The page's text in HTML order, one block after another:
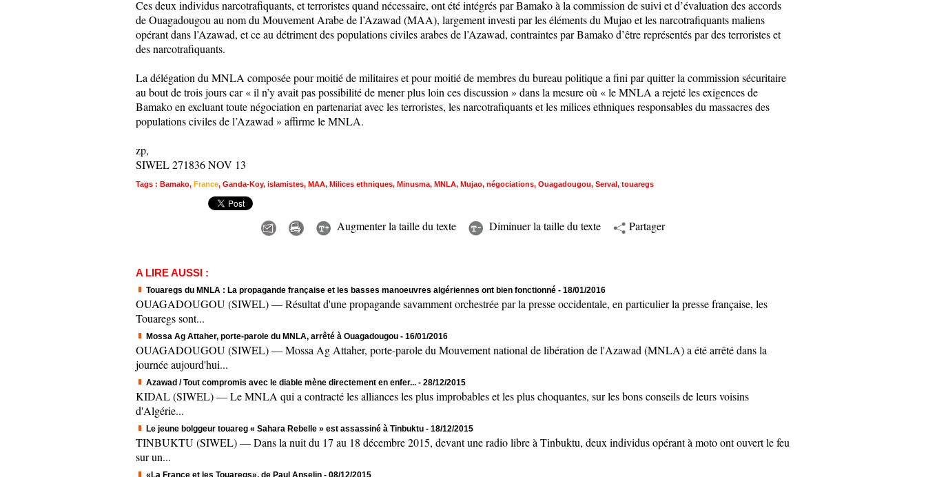
Ces deux individus narcotrafiquants, et terroristes quand nécessaire, ont été intégrés par Bamako à la commission de suivi et d’évaluation des accords
de Ouagadougou au nom du Mouvement Arabe de l’Azawad (MAA), largement investi par les éléments du Mujao et les narcotrafiquants maliens
opérant dans l’Azawad, et ce au détriment des populations civiles arabes de l’Azawad, contraintes par Bamako d’être représentés par des terroristes et
des narcotrafiquants.
La délégation du MNLA composée pour moitié de militaires et pour moitié de membres du bureau politique a fini par quitter la commission sécuritaire
au bout de trois jours car « il n’y avait pas possibilité de mener plus loin ces discussion » dans la mesure où « le MNLA a rejeté les exigences de
Bamako en excluant toute négociation en partenariat avec les terroristes, les narcotrafiquants et les milices ethniques responsables du massacres des
populations civiles de l’Azawad » affirme le MNLA.
zp,
SIWEL 271836 NOV 13
Tags : Bamako, France, Ganda-Koy, islamistes, MAA, Milices ethniques, Minusma, MNLA, Mujao, négociations, Ouagadougou, Serval, touaregs
Augmenter la taille du texte Diminuer la taille du texte Partager
A LIRE AUSSI :
Touaregs du MNLA : La propagande française et les basses manoeuvres algériennes ont bien fonctionné - 18/01/2016
OUAGADOUGOU (SIWEL) — Résultat d'une propagande savamment orchestrée par la presse occidentale, en particulier la presse française, les
Touaregs sont...
Mossa Ag Attaher, porte-parole du MNLA, arrêté à Ouagadougou - 16/01/2016
OUAGADOUGOU (SIWEL) — Mossa Ag Attaher, porte-parole du Mouvement national de libération de l'Azawad (MNLA) a été arrêté dans la
journée aujourd'hui...
Azawad / Tout compromis avec le diable mène directement en enfer... - 28/12/2015
KIDAL (SIWEL) — Le MNLA qui a contracté les alliances les plus improbables et les plus choquantes, sur les bons conseils de leurs voisins
d'Algérie...
Le jeune bolggeur touareg « Sahara Rebelle » est assassiné à Tinbuktu - 18/12/2015
TINBUKTU (SIWEL) — Dans la nuit du 17 au 18 décembre 2015, devant une radio libre à Tinbuktu, deux individus opérant à moto ont ouvert le feu
sur un...
«La France et les Touaregs», de Paul Anselin - 08/12/2015